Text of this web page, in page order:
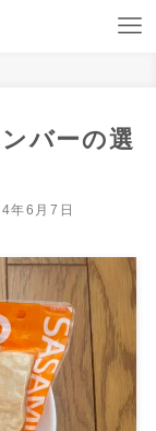
バーの選
年6月7日